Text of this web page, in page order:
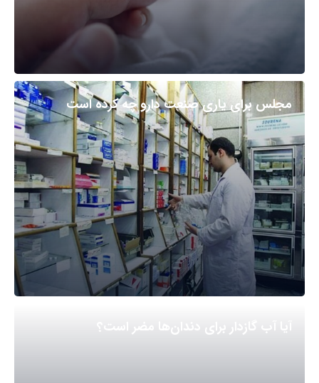
مجلس برای یاری صنعت دارو چه کرده است
آیا آب گازدار برای دندان‌ها مضر است؟